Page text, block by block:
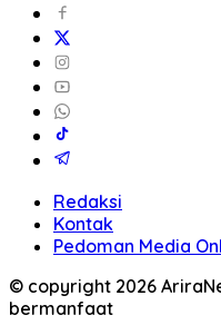
Redaksi
Kontak
Pedoman Media
© copyright 2026
bermanfaat